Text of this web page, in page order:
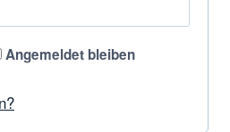
Angemeldet bleiben